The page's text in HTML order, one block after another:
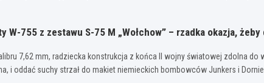
W-755 z zestawu S-75 M „Wołchow” – rzadka okazja,
7,62 mm, radziecka konstrukcja z końca II wojny światowej zdolna
i oddać suchy strzał do makiet niemieckich bombowców Junkers i